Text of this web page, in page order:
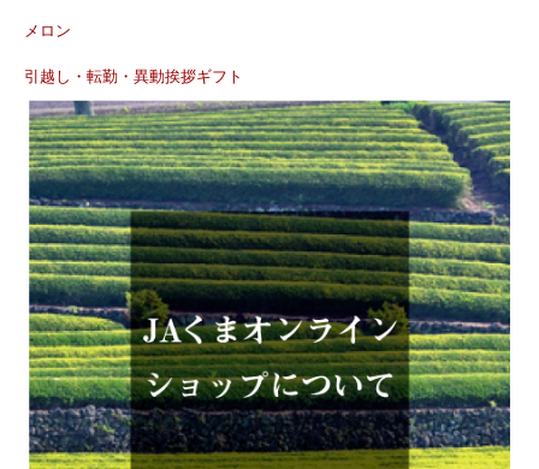
メロン
引越し・転勤・異動挨拶ギフト